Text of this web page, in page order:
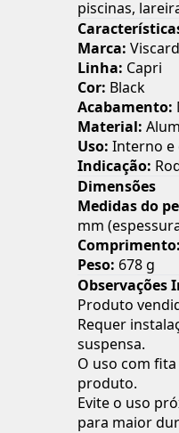
piscinas,
Marca:
Linha: Capri
Cor: Black
Acabamento:
Material:
Uso: Interno e
Indicação:
Dimensões
Medidas do
mm
Comprimento:
Peso: 678 g
Observações
Produto
Requer
suspensa.
O uso com
produto.
Evite o uso
para maior